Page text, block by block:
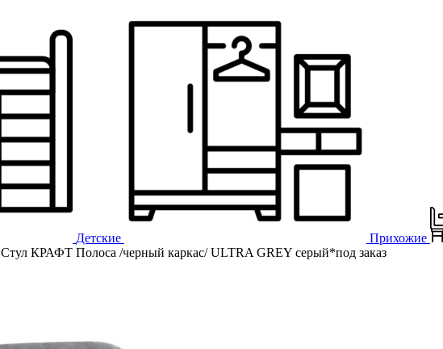
Детские Прихожие
Стул КРАФТ Полоса /черный каркас/ ULTRA GREY серый*под заказ